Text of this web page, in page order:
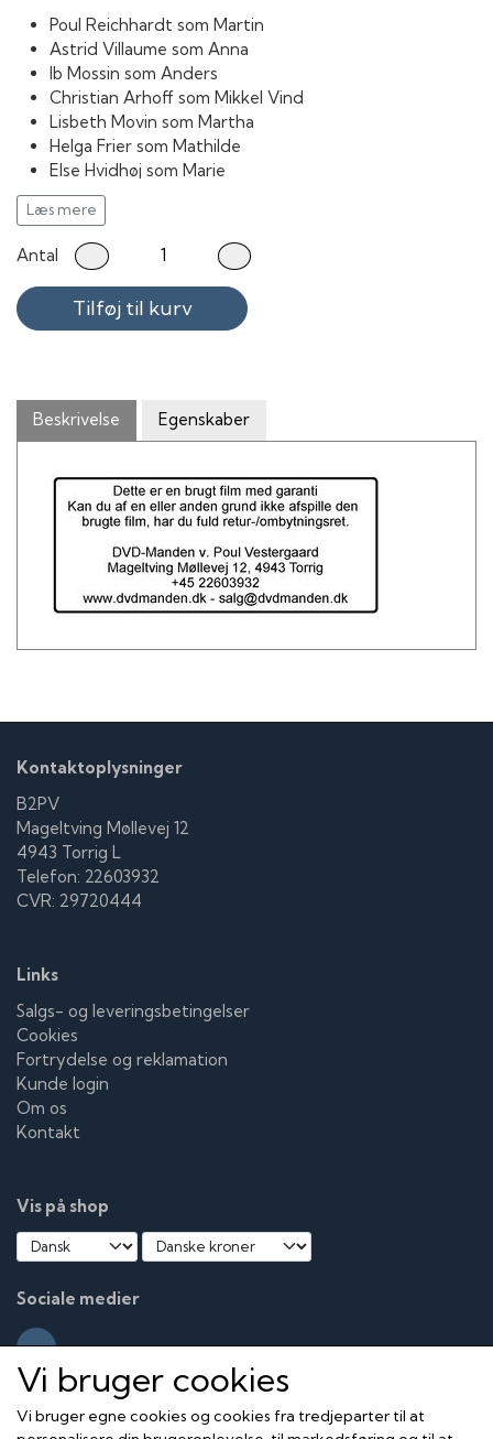
Poul Reichhardt som Martin
Astrid Villaume som Anna
Ib Mossin som Anders
Christian Arhoff som Mikkel Vind
Lisbeth Movin som Martha
Helga Frier som Mathilde
Else Hvidhøj som Marie
Jørn Jeppesen som Bertel Simonsen
Hans W. Petersen som Søren Fedthas
Bertel Lauring som Jesper
Anker Taasti som Carlo
Freddy Koch som Toldassistent Petersen
Ove Rud som Toldassistent Jørgensen
Kurt Erik Nielsen som Toldvagt
Niels Thor som Assistent
Hugo Herrestrup som Maries kæreste
Jørgen Krogh som Krogæst, der ryger pibe
Ole Olesen som Fisker og krogæst
Bjørn Spiro som Tolder på toldbåd
Kjeld Stanley som Dansende ved byfest
Læs mere
Antal
Tilføj til kurv
Beskrivelse Egenskaber
Kontaktoplysninger
B2PV
Mageltving Møllevej 12
4943 Torrig L
Telefon: 22603932
CVR: 29720444
Links
Salgs- og leveringsbetingelser
Cookies
Fortrydelse og reklamation
Kunde login
Om os
Kontakt
Vis på shop
Sociale medier
Vi bruger cookies
Vi bruger egne cookies og cookies fra tredjeparter til at